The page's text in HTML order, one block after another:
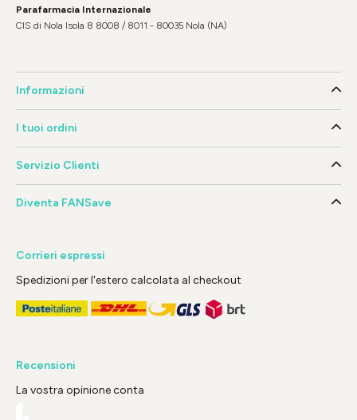
Parafarmacia Internazionale
CIS di Nola Isola 8 8008 / 8011 - 80035 Nola (NA)
Informazioni
I tuoi ordini
Servizio Clienti
Diventa FANSave
Corrieri espressi
Spedizioni per l'estero calcolata al checkout
Recensioni
La vostra opinione conta